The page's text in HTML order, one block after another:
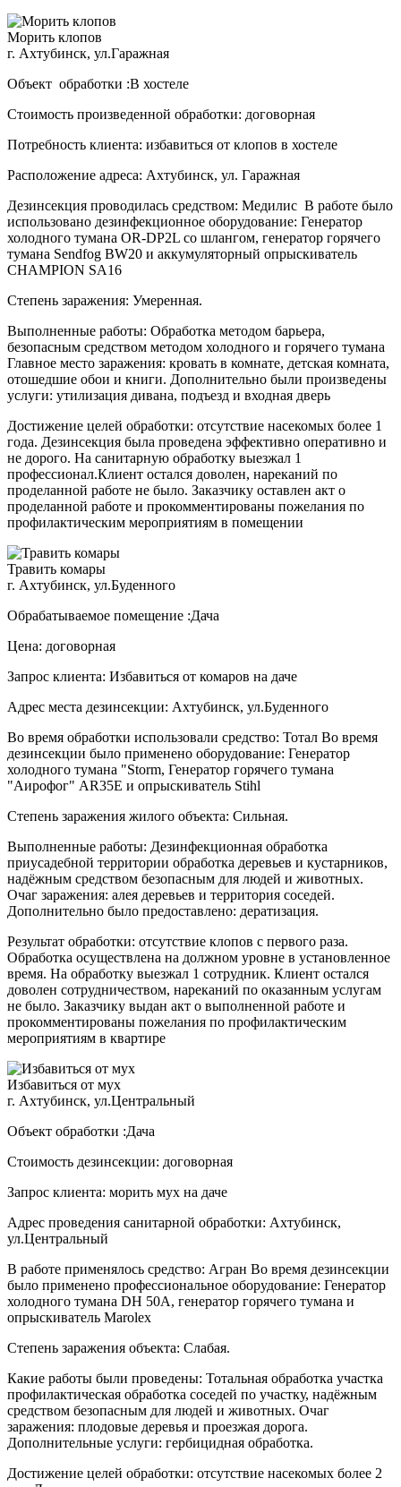
Морить клопов
г. Ахтубинск, ул.Гаражная
Объект обработки :В хостеле
Стоимость произведенной обработки: договорная
Потребность клиента: избавиться от клопов в хостеле
Расположение адреса: Ахтубинск, ул. Гаражная
Дезинсекция проводилась средством: Медилис В работе было
использовано дезинфекционное оборудование: Генератор
холодного тумана OR-DP2L со шлангом, генератор горячего
тумана Sendfog BW20 и аккумуляторный опрыскиватель
CHAMPION SA16
Степень заражения: Умеренная.
Выполненные работы: Обработка методом барьера,
безопасным средством методом холодного и горячего тумана
Главное место заражения: кровать в комнате, детская комната,
отошедшие обои и книги. Дополнительно были произведены
услуги: утилизация дивана, подъезд и входная дверь
Достижение целей обработки: отсутствие насекомых более 1
года. Дезинсекция была проведена эффективно оперативно и
не дорого. На санитарную обработку выезжал 1
профессионал.Клиент остался доволен, нареканий по
проделанной работе не было. Заказчику оставлен акт о
проделанной работе и прокомментированы пожелания по
профилактическим мероприятиям в помещении
Травить комары
г. Ахтубинск, ул.Буденного
Обрабатываемое помещение :Дача
Цена: договорная
Запрос клиента: Избавиться от комаров на даче
Адрес места дезинсекции: Ахтубинск, ул.Буденного
Во время обработки использовали средство: Тотал Во время
дезинсекции было применено оборудование: Генератор
холодного тумана "Storm, Генератор горячего тумана
"Аирофог" AR35E и опрыскиватель Stihl
Степень заражения жилого объекта: Сильная.
Выполненные работы: Дезинфекционная обработка
приусадебной территории обработка деревьев и кустарников,
надёжным средством безопасным для людей и животных.
Очаг заражения: алея деревьев и территория соседей.
Дополнительно было предоставлено: дератизация.
Результат обработки: отсутствие клопов с первого раза.
Обработка осуществлена на должном уровне в установленное
время. На обработку выезжал 1 сотрудник. Клиент остался
доволен сотрудничеством, нареканий по оказанным услугам
не было. Заказчику выдан акт о выполненной работе и
прокомментированы пожелания по профилактическим
мероприятиям в квартире
Избавиться от мух
г. Ахтубинск, ул.Центральный
Объект обработки :Дача
Стоимость дезинсекции: договорная
Запрос клиента: морить мух на даче
Адрес проведения санитарной обработки: Ахтубинск,
ул.Центральный
В работе применялось средство: Агран Во время дезинсекции
было применено профессиональное оборудование: Генератор
холодного тумана DH 50A, генератор горячего тумана и
опрыскиватель Marolex
Степень заражения объекта: Слабая.
Какие работы были проведены: Тотальная обработка участка
профилактическая обработка соседей по участку, надёжным
средством безопасным для людей и животных. Очаг
заражения: плодовые деревья и проезжая дорога.
Дополнительные услуги: гербицидная обработка.
Достижение целей обработки: отсутствие насекомых более 2